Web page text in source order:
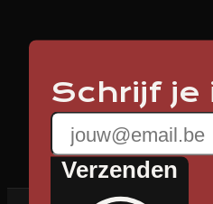
Schrijf je
Verzenden